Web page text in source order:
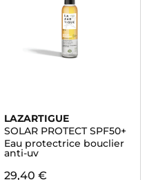
LAZARTIGUE
SOLAR PROTECT SPF50+
Eau protectrice bouclier
anti-uv
29,40 €